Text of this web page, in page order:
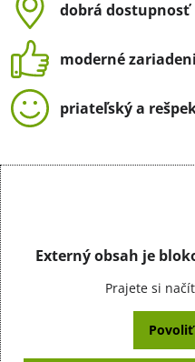
dobrá dostupnosť
moderné
priateľský a
Externý obsah je
Prajete si